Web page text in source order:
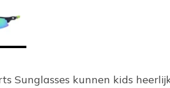
Sunglasses kunnen kids